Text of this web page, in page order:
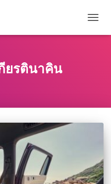
ยรตินาคิน